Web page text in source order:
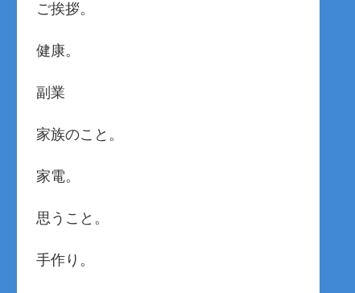
ご挨拶。
健康。
副業
家族のこと。
家電。
思うこと。
手作り。